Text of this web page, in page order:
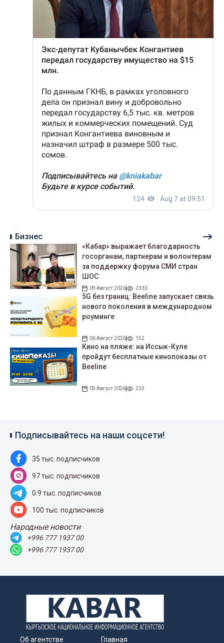
Бизнес
«Кабар» выражает благодарность
госорганам, партнерам и волонтерам
за поддержку форума СМИ стран
ШОС
09 Август 2026 2330
5G без границ: Beeline запускает связь
нового поколения в международном
роуминге
06 Август 2026 152
Кино на пляже: на Иссык-Куле
пройдут беcплатные кинопоказы от
Beeline
05 Август 2026 233
Подписывайтесь на наши соцсети!
35 тыс. подписчиков
97 тыс. подписчиков
0.9 тыс. подписчиков
100 тыс. подписчиков
Народные новости
+996 777 1937 00
+996 777 1937 00
Об агентстве Главная